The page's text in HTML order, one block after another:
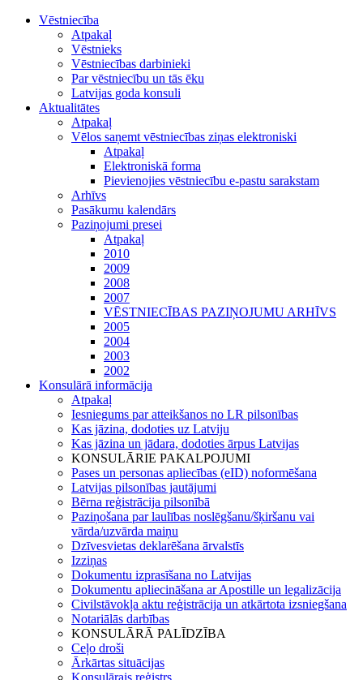
Vēstniecība
Atpakaļ
Vēstnieks
Vēstniecības darbinieki
Par vēstniecību un tās ēku
Latvijas goda konsuli
Aktualitātes
Atpakaļ
Vēlos saņemt vēstniecības ziņas elektroniski
Atpakaļ
Elektroniskā forma
Pievienojies vēstniecību e-pastu sarakstam
Arhīvs
Pasākumu kalendārs
Paziņojumi presei
Atpakaļ
2010
2009
2008
2007
VĒSTNIECĪBAS PAZIŅOJUMU ARHĪVS
2005
2004
2003
2002
Konsulārā informācija
Atpakaļ
Iesniegums par atteikšanos no LR pilsonības
Kas jāzina, dodoties uz Latviju
Kas jāzina un jādara, dodoties ārpus Latvijas
KONSULĀRIE PAKALPOJUMI
Pases un personas apliecības (eID) noformēšana
Latvijas pilsonības jautājumi
Bērna reģistrācija pilsonībā
Paziņošana par laulības noslēgšanu/šķiršanu vai
vārda/uzvārda maiņu
Dzīvesvietas deklarēšana ārvalstīs
Izziņas
Dokumentu izprasīšana no Latvijas
Dokumentu apliecināšana ar Apostille un legalizācija
Civilstāvokļa aktu reģistrācija un atkārtota izsniegšana
Notariālās darbības
KONSULĀRĀ PALĪDZĪBA
Ceļo droši
Ārkārtas situācijas
Konsulārais reģistrs